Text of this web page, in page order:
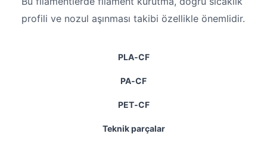
profili ve nozul aşınması takibi özellikle önemlidir.
PLA‑CF
PA‑CF
PET‑CF
Teknik parçalar